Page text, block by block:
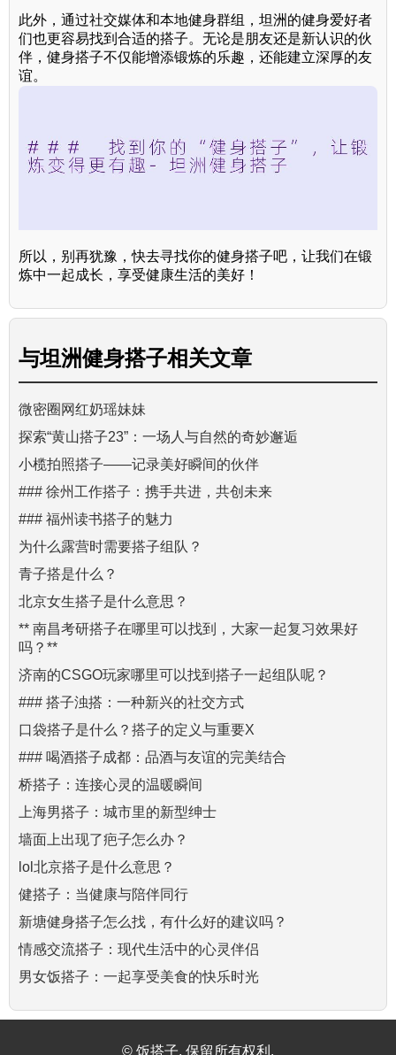
此外，通过社交媒体和本地健身群组，坦洲的健身爱好者
们也更容易找到合适的搭子。无论是朋友还是新认识的伙
伴，健身搭子不仅能增添锻炼的乐趣，还能建立深厚的友
谊。
所以，别再犹豫，快去寻找你的健身搭子吧，让我们在锻
炼中一起成长，享受健康生活的美好！
与坦洲健身搭子相关文章
微密圈网红奶瑶妹妹
探索“黄山搭子23”：一场人与自然的奇妙邂逅
小榄拍照搭子——记录美好瞬间的伙伴
### 徐州工作搭子：携手共进，共创未来
### 福州读书搭子的魅力
为什么露营时需要搭子组队？
青子搭是什么？
北京女生搭子是什么意思？
** 南昌考研搭子在哪里可以找到，大家一起复习效果好
吗？**
济南的CSGO玩家哪里可以找到搭子一起组队呢？
### 搭子浊搭：一种新兴的社交方式
口袋搭子是什么？搭子的定义与重要X
### 喝酒搭子成都：品酒与友谊的完美结合
桥搭子：连接心灵的温暖瞬间
上海男搭子：城市里的新型绅士
墙面上出现了疤子怎么办？
lol北京搭子是什么意思？
健搭子：当健康与陪伴同行
新塘健身搭子怎么找，有什么好的建议吗？
情感交流搭子：现代生活中的心灵伴侣
男女饭搭子：一起享受美食的快乐时光
© 饭搭子. 保留所有权利.